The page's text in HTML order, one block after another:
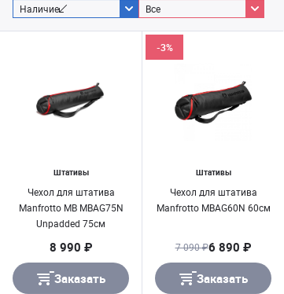
Наличие Все
Штативы
Чехол для штатива
Manfrotto MB MBAG75N
Unpadded 75см
8 990 ₽
Заказать
Штативы
Чехол для штатива
Manfrotto MBAG60N 60см
-3%
7 090 ₽6 890 ₽
Заказать